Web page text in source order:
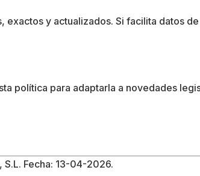
exactos y actualizados. Si facilita datos
política para adaptarla a novedades
S.L. Fecha: 13-04-2026.